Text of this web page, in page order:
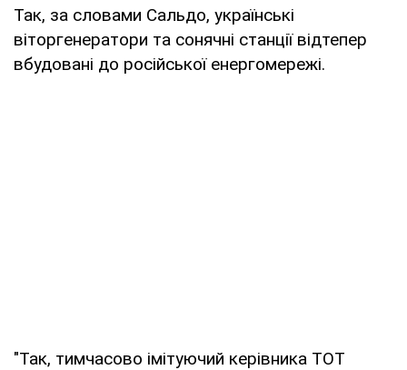
Так, за словами Сальдо, українські
віторгенератори та сонячні станції відтепер
вбудовані до російської енергомережі.
"Так, тимчасово імітуючий керівника ТОТ